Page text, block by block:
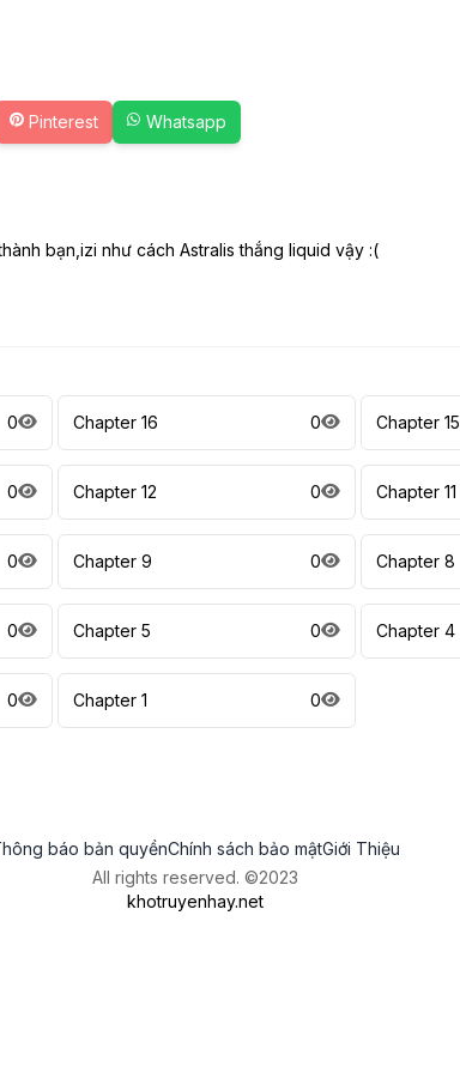
Pinterest Whatsapp
bạn,izi như cách Astralis thắng liquid vậy :(
0 Chapter 16 0 Chapter 15
0 Chapter 12 0 Chapter 11
0 Chapter 9 0 Chapter 8
0 Chapter 5 0 Chapter 4
0 Chapter 1 0
báo bản quyềnChính sách bảo mậtGiới Thiệu
All rights reserved. ©2023
khotruyenhay.net